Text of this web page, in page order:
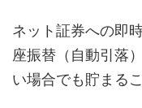
ネット証券への即
座振替（自動引落
い場合でも貯まる